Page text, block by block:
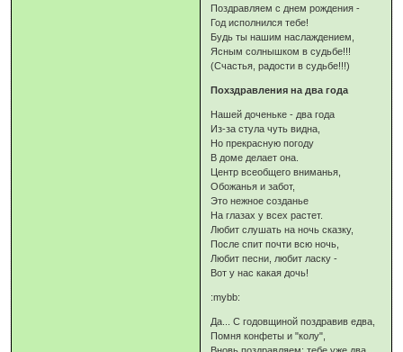
Поздравляем с днем рождения -
Год исполнился тебе!
Будь ты нашим наслаждением,
Ясным солнышком в судьбе!!!
(Счастья, радости в судьбе!!!)
Похздравления на два года
Нашей доченьке - два года
Из-за стула чуть видна,
Но прекрасную погоду
В доме делает она.
Центр всеобщего вниманья,
Обожанья и забот,
Это нежное созданье
На глазах у всех растет.
Любит слушать на ночь сказку,
После спит почти всю ночь,
Любит песни, любит ласку -
Вот у нас какая дочь!
:mybb:
Да... С годовщиной поздравив едва,
Помня конфеты и "колу",